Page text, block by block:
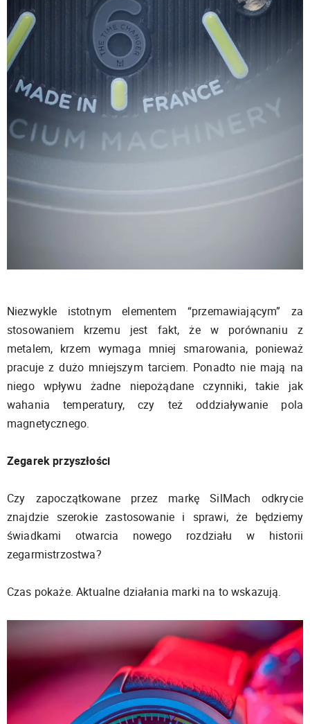
Niezwykle istotnym elementem “przemawiającym” za
stosowaniem krzemu jest fakt, że w porównaniu z
metalem, krzem wymaga mniej smarowania, ponieważ
pracuje z dużo mniejszym tarciem. Ponadto nie mają na
niego wpływu żadne niepożądane czynniki, takie jak
wahania temperatury, czy też oddziaływanie pola
magnetycznego.
Zegarek przyszłości
Czy zapoczątkowane przez markę SilMach odkrycie
znajdzie szerokie zastosowanie i sprawi, że będziemy
świadkami otwarcia nowego rozdziału w historii
zegarmistrzostwa?
Czas pokaże. Aktualne działania marki na to wskazują.